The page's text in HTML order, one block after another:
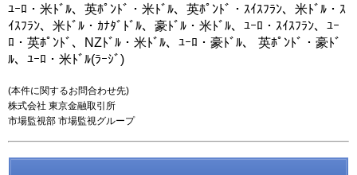
ﾕｰﾛ・米ﾄﾞﾙ、英ﾎﾟﾝﾄﾞ・米ﾄﾞﾙ、英ﾎﾟﾝﾄﾞ・ｽｲｽﾌﾗﾝ、米ﾄﾞﾙ・ｽ
ｲｽﾌﾗﾝ、米ﾄﾞﾙ・ｶﾅﾀﾞﾄﾞﾙ、豪ﾄﾞﾙ・米ﾄﾞﾙ、ﾕｰﾛ・ｽｲｽﾌﾗﾝ、ﾕｰ
ﾛ・英ﾎﾟﾝﾄﾞ、NZﾄﾞﾙ・米ﾄﾞﾙ、ﾕｰﾛ・豪ﾄﾞﾙ、 英ﾎﾟﾝﾄﾞ・豪ﾄﾞ
ﾙ、ﾕｰﾛ・米ﾄﾞﾙ(ﾗｰｼﾞ)
(本件に関するお問合わせ先)
株式会社 東京金融取引所
市場監視部 市場監視グループ